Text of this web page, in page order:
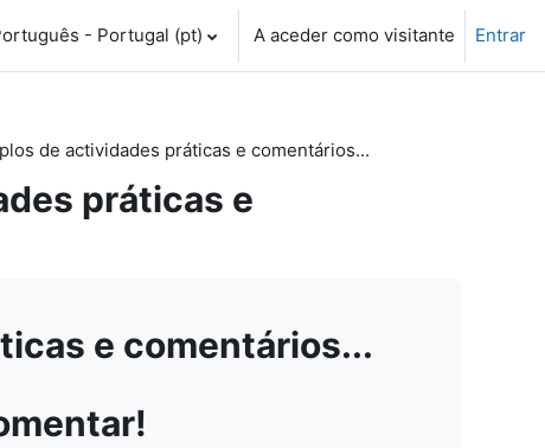
- Portugal ‎(pt)‎ A aceder como visitante Entrar
de actividades práticas e comentários...
práticas e
e comentários...